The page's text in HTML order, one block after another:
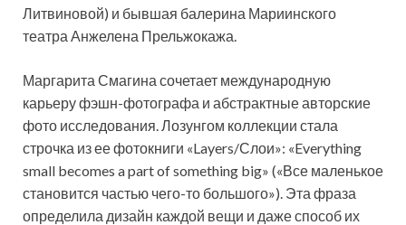
Литвиновой) и бывшая балерина Мариинского
театра Анжелена Прельжокажа.
Маргарита Смагина сочетает международную
карьеру фэшн-фотографа и абстрактные авторские
фото исследования. Лозунгом коллекции стала
строчка из ее фотокниги «Layers/Слои»: «Everything
small becomes a part of something big» («Все маленькое
становится частью чего-то большого»). Эта фраза
определила дизайн каждой вещи и даже способ их